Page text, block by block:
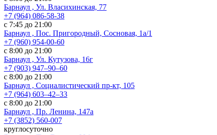
Барнаул , Ул. Власихинская, 77
+7 (964) 086-58-38
с 7:45 до 21:00
Барнаул , Пос. Пригородный, Сосновая, 1а/1
+7 (960) 954-00-60
с 8:00 до 21:00
Барнаул , Ул. Кутузова, 16г
+7 (903) 947‒90‒60
с 8:00 до 21:00
Барнаул , Социалистический пр-кт, 105
+7 (964) 603‒42‒33
с 8:00 до 21:00
Барнаул , Пр. Ленина, 147а
+7 (3852) 560-007
круглосуточно